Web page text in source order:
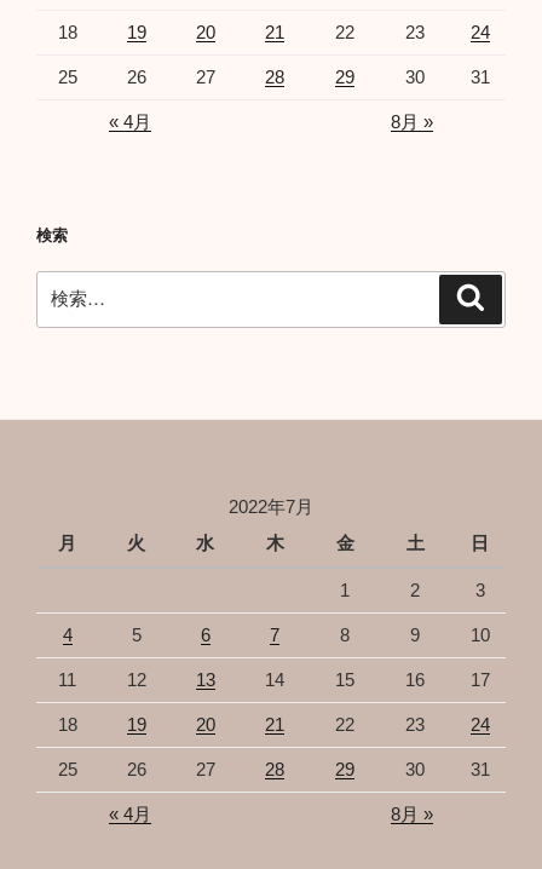
18 19 20 21 22 23 24
25 26 27 28 29 30 31
« 4月 8月 »
検索
索:
2022年7月
月
火 水 木 金 土 日
1 2 3
4 5 6 7 8 9 10
11 12 13 14 15 16 17
18 19 20 21 22 23 24
25 26 27 28 29 30 31
« 4月 8月 »